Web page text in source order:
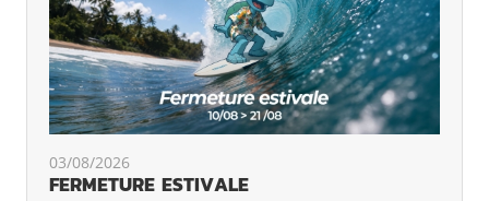
03/08/2026
FERMETURE ESTIVALE